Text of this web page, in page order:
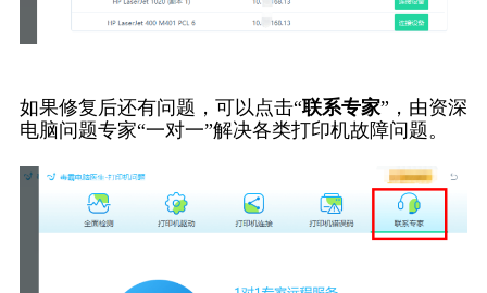
如果修复后还有问题，可以点击“联系专家”，由资深
电脑问题专家“一对一”解决各类打印机故障问题。